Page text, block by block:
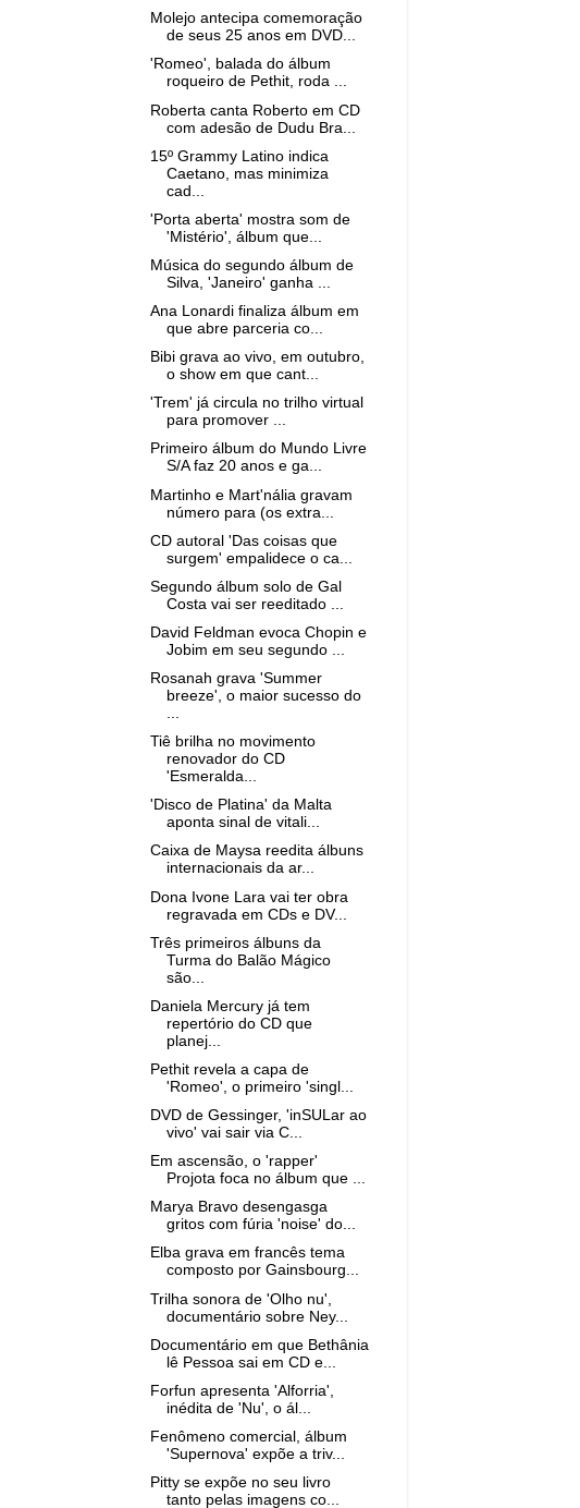
Molejo antecipa comemoração
de seus 25 anos em DVD...
'Romeo', balada do álbum
roqueiro de Pethit, roda ...
Roberta canta Roberto em CD
com adesão de Dudu Bra...
15º Grammy Latino indica
Caetano, mas minimiza
cad...
'Porta aberta' mostra som de
'Mistério', álbum que...
Música do segundo álbum de
Silva, 'Janeiro' ganha ...
Ana Lonardi finaliza álbum em
que abre parceria co...
Bibi grava ao vivo, em outubro,
o show em que cant...
'Trem' já circula no trilho virtual
para promover ...
Primeiro álbum do Mundo Livre
S/A faz 20 anos e ga...
Martinho e Mart'nália gravam
número para (os extra...
CD autoral 'Das coisas que
surgem' empalidece o ca...
Segundo álbum solo de Gal
Costa vai ser reeditado ...
David Feldman evoca Chopin e
Jobim em seu segundo ...
Rosanah grava 'Summer
breeze', o maior sucesso do
...
Tiê brilha no movimento
renovador do CD
'Esmeralda...
'Disco de Platina' da Malta
aponta sinal de vitali...
Caixa de Maysa reedita álbuns
internacionais da ar...
Dona Ivone Lara vai ter obra
regravada em CDs e DV...
Três primeiros álbuns da
Turma do Balão Mágico
são...
Daniela Mercury já tem
repertório do CD que
planej...
Pethit revela a capa de
'Romeo', o primeiro 'singl...
DVD de Gessinger, 'inSULar ao
vivo' vai sair via C...
Em ascensão, o 'rapper'
Projota foca no álbum que ...
Marya Bravo desengasga
gritos com fúria 'noise' do...
Elba grava em francês tema
composto por Gainsbourg...
Trilha sonora de 'Olho nu',
documentário sobre Ney...
Documentário em que Bethânia
lê Pessoa sai em CD e...
Forfun apresenta 'Alforria',
inédita de 'Nu', o ál...
Fenômeno comercial, álbum
'Supernova' expõe a triv...
Pitty se expõe no seu livro
tanto pelas imagens co...